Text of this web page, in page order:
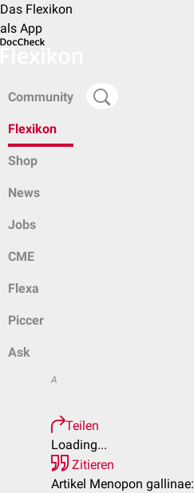
Das Flexikon
als App
Community
Flexikon
Shop
News
Jobs
CME
Flexa
Piccer
Ask
A
Teilen
Loading...
Zitieren
Artikel Menopon gallinae: